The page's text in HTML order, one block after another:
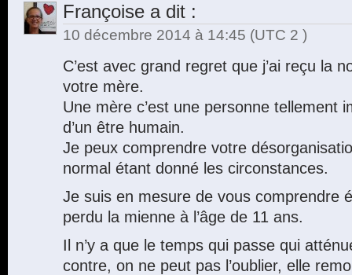
Françoise a dit :
10 décembre 2014 à 14:45 (UTC 2 )
C’est avec grand regret que j’ai reçu la
votre mère.
Une mère c’est une personne tellement
d’un être humain.
Je peux comprendre votre
normal étant donné les circonstances.
Je suis en mesure de vous comprendre
perdu la mienne à l’âge de 11 ans.
Il n’y a que le temps qui passe qui
contre, on ne peut pas l’oublier, elle